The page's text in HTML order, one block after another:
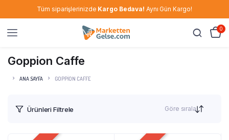
Tüm siparişlerinizde Kargo Bedava! Aynı Gün Kargo!
0
Goppion Caffe
ANA SAYFA GOPPION CAFFE
Ürünleri Filtrele Göre sırala